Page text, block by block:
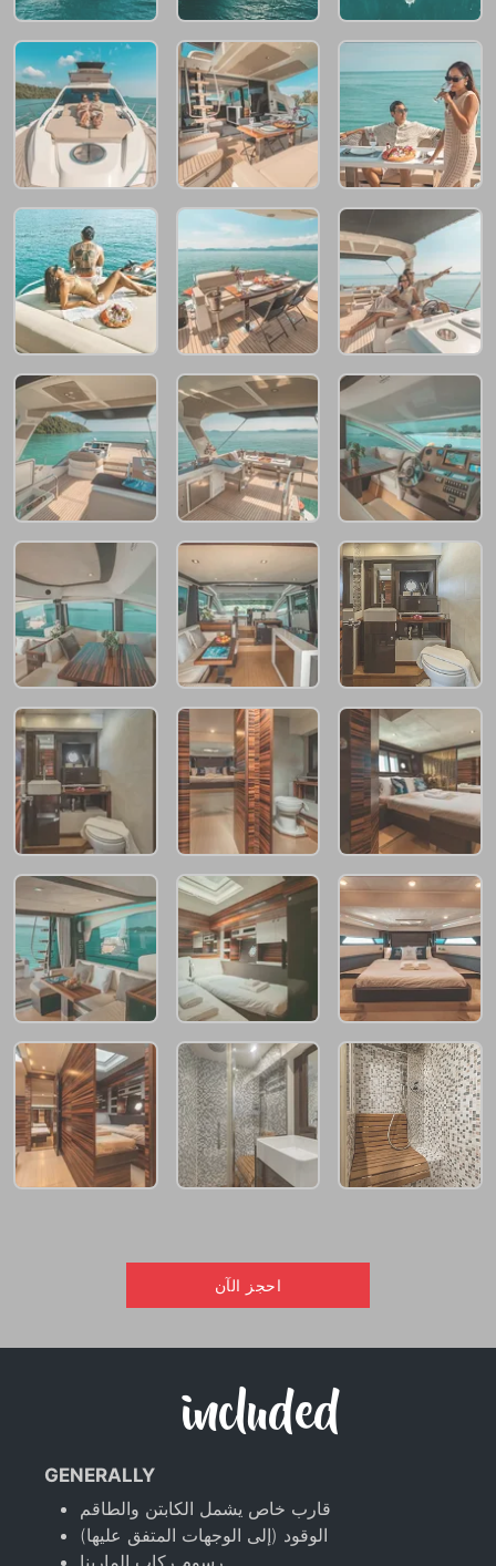
احجز الآن
included
GENERALLY
قارب خاص يشمل الكابتن والطاقم
الوقود (إلى الوجهات المتفق عليها)